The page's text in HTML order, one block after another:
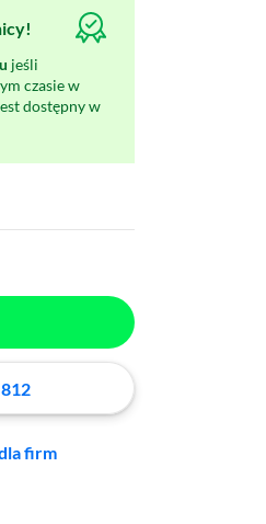
jeśli
czasie w
dostępny w
firm